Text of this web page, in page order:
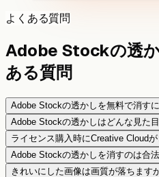
よくある質問
Adobe Stockの透
ある質問
Adobe Stockの透かしを無料で消す
Adobe Stockの透かしはどんな見た
ライセンス購入時にCreative Cloud
Adobe Stockの透かしを消すのは合
きれいにした画像は画質が落ちます